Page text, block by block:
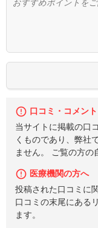
口コミ・コメン
当サイトに掲載の口
くものであり、弊社
ません。 ご覧の方の
医療機関の方へ
投稿された口コミに
口コミの末尾にある
ます。